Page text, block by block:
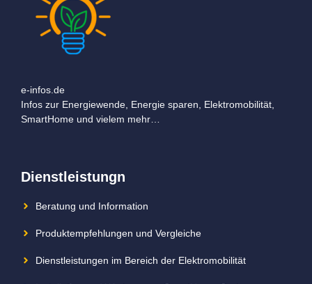
e-infos.de
Infos zur Energiewende, Energie sparen, Elektromobilität,
SmartHome und vielem mehr…
Dienstleistungn
Beratung und Information
Produktempfehlungen und Vergleiche
Dienstleistungen im Bereich der Elektromobilität